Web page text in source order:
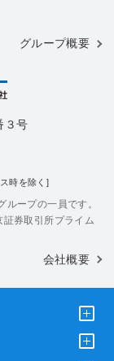
グループ概要
３号
時を除く]
ープの一員です。
券取引所プライム
会社概要